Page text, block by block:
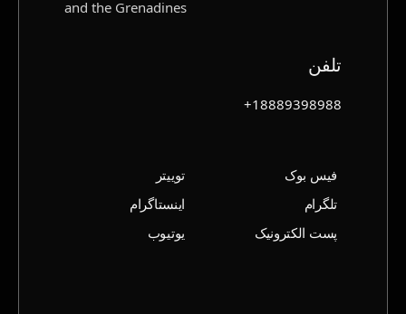
and the Grenadines
تلفن
18889398988+
فیس بوک
تلگرام
پست الکترونیک
توییتر
اینستاگرام
یوتیوب